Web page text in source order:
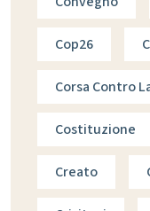
Cop26
Corsa Contro
Costituzione
Creato